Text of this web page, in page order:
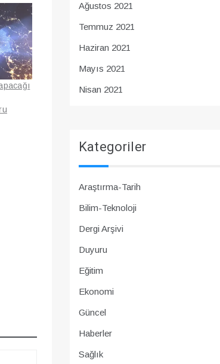
Ağustos 2021
Temmuz 2021
Haziran 2021
Mayıs 2021
Nisan 2021
Kategoriler
Araştırma-Tarih
Bilim-Teknoloji
Dergi Arşivi
Duyuru
Eğitim
Ekonomi
Güncel
Haberler
Sağlık